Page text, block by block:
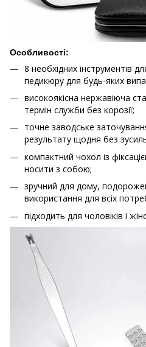
Особливості:
8 необхідних інструментів
педикюру для будь-яких
високоякісна нержавіюча
термін служби без корозії;
точне заводське
результату щодня без
компактний чохол із
носити з собою;
зручний для дому,
використання для всіх
підходить для чоловіків і